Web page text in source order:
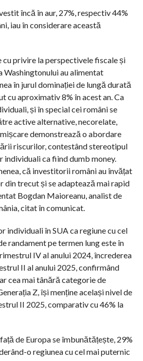
încă în aur, 27%, respectiv 44%
iau în considerare această
cu privire la perspectivele fiscale și
au alimentat
în jurul dominației de lungă durată
cu aproximativ 8% în acest an. Ca
și în special cei români se
active alternative, necorelate,
demonstrează o abordare
riscurilor, contestând stereotipul
ca fiind dumb money.
că investitorii români au învățat
din trecut și se adaptează mai rapid
Bogdan Maioreanu, analist de
citat în comunicat.
individuali în SUA ca regiune cu cel
randament pe termen lung este în
IV al anului 2024, încrederea
II al anului 2025, confirmând
cea mai tânără categorie de
Z, își menține același nivel de
II 2025, comparativ cu 46% la
de Europa se îmbunătățește, 29%
o regiunea cu cel mai puternic